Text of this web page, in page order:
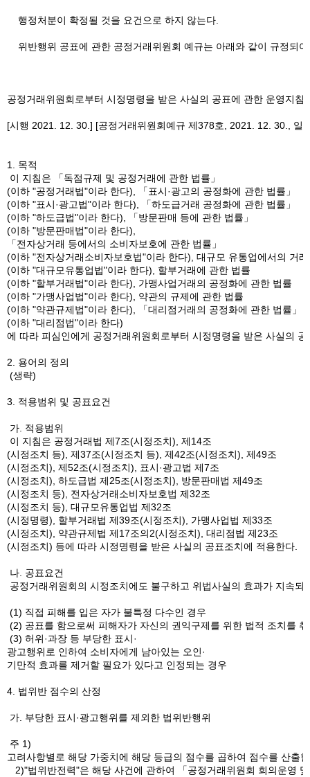
행정처분이 확정될 것을 요건으로 하지 않는다.
위반행위 공표에 관한 공정거래위원회 예규는 아래와 같이 규정되
공정거래위원회로부터 시정명령을 받은 사실의 공표에 관한 운영지침
[시행 2021. 12. 30.] [공정거래위원회예규 제378호, 2021. 12. 30., 일
1. 목적
이 지침은 「독점규제 및 공정거래에 관한 법률」
(이하 "공정거래법"이라 한다), 「표시·광고의 공정화에 관한 법률」
(이하 "표시·광고법"이라 한다), 「하도급거래 공정화에 관한 법률」
(이하 "하도급법"이라 한다), 「방문판매 등에 관한 법률」
(이하 "방문판매법"이라 한다),
「전자상거래 등에서의 소비자보호에 관한 법률」
(이하 "전자상거래소비자보호법"이라 한다), 대규모 유통업에서의 거
(이하 "대규모유통업법"이라 한다), 할부거래에 관한 법률
(이하 "할부거래법"이라 한다), 가맹사업거래의 공정화에 관한 법률
(이하 "가맹사업법"이라 한다), 약관의 규제에 관한 법률
(이하 "약관규제법"이라 한다), 「대리점거래의 공정화에 관한 법률」
(이하 "대리점법"이라 한다)
에 따라 피심인에게 공정거래위원회로부터 시정명령을 받은 사실의
2. 용어의 정의
(생략)
3. 적용범위 및 공표요건
가. 적용범위
이 지침은 공정거래법 제7조(시정조치), 제14조
(시정조치 등), 제37조(시정조치 등), 제42조(시정조치), 제49조
(시정조치), 제52조(시정조치), 표시·광고법 제7조
(시정조치), 하도급법 제25조(시정조치), 방문판매법 제49조
(시정조치 등), 전자상거래소비자보호법 제32조
(시정조치 등), 대규모유통업법 제32조
(시정명령), 할부거래법 제39조(시정조치), 가맹사업법 제33조
(시정조치), 약관규제법 제17조의2(시정조치), 대리점법 제23조
(시정조치) 등에 따라 시정명령을 받은 사실의 공표조치에 적용한다.
나. 공표요건
공정거래위원회의 시정조치에도 불구하고 위법사실의 효과가 지속
(1) 직접 피해를 입은 자가 불특정 다수인 경우
(2) 공표를 함으로써 피해자가 자신의 권익구제를 위한 법적 조치를
(3) 허위·과장 등 부당한 표시·
광고행위로 인하여 소비자에게 남아있는 오인·
기만적 효과를 제거할 필요가 있다고 인정되는 경우
4. 법위반 점수의 산정
가. 부당한 표시·광고행위를 제외한 법위반행위
주 1)
고려사항별로 해당 가중치에 해당 등급의 점수를 곱하여 점수를 산출
2)"법위반전력"은 해당 사건에 관하여 「공정거래위원회 회의운영